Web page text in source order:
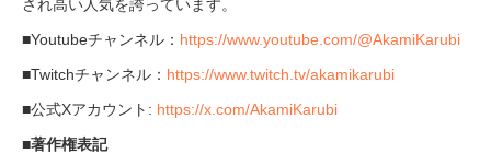
され高い人気を誇っています。
■Youtubeチャンネル： https://www.youtube.com/@AkamiKarubi
■Twitchチャンネル： https://www.twitch.tv/akamikarubi
■公式Xアカウント: https://x.com/AkamiKarubi
■著作権表記